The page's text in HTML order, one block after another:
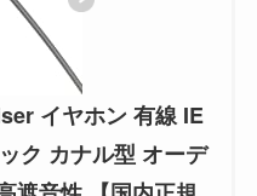
イヤホン 有線 IE
ク カナル型 オーデ